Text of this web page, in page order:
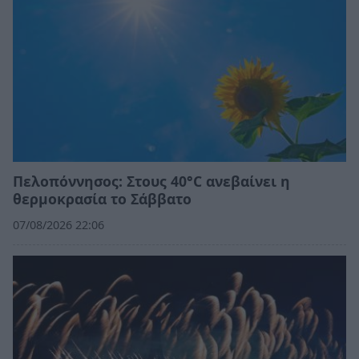
Πελοπόννησος: Στους 40°C ανεβαίνει η
θερμοκρασία το Σάββατο
07/08/2026 22:06